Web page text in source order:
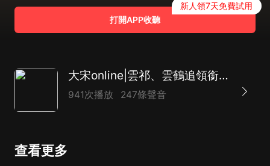
打開APP收聽
新人領7天免費試用
大宋online|雲祁、雲鶴追領銜|網遊甜寵＆解謎冒險
941次播放 247條聲音
查看更多